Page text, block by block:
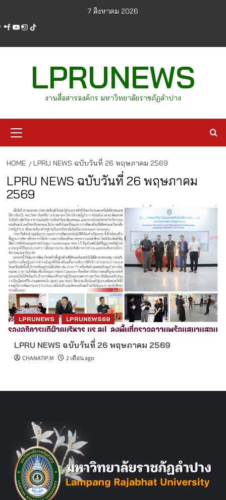
content
7 สิงหาคม 2026
facebook
youtube
instagram
tiktok
LPRUNEWS
งานสื่อสารองค์กร มหาวิทยาลัยราชภัฏลำปาง
Menu
HOME LPRU NEWS ฉบับวันที่ 26 พฤษภาคม 2569
LPRU NEWS ฉบับวันที่ 26 พฤษภาคม
2569
LPRUNEWS LPRUNEWS69
LPRU NEWS ฉบับวันที่ 26 พฤษภาคม 2569
CHANATIP.M 2 เดือน ago